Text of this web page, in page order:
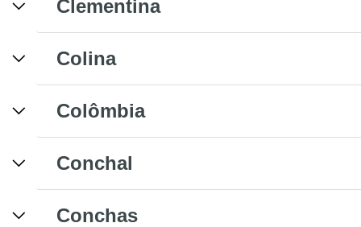
Clementina
Colina
Colômbia
Conchal
Conchas